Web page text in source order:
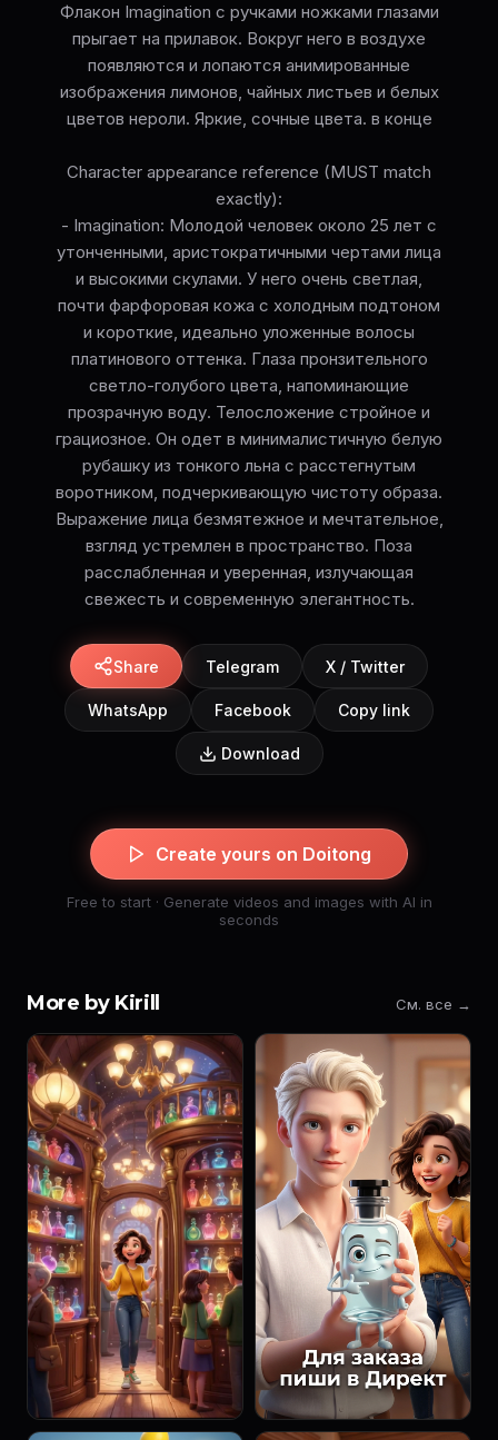
Флакон Imagination с ручками ножками глазами
прыгает на прилавок. Вокруг него в воздухе
появляются и лопаются анимированные
изображения лимонов, чайных листьев и белых
цветов нероли. Яркие, сочные цвета. в конце
Character appearance reference (MUST match
exactly):
- Imagination: Молодой человек около 25 лет с
утонченными, аристократичными чертами лица
и высокими скулами. У него очень светлая,
почти фарфоровая кожа с холодным подтоном
и короткие, идеально уложенные волосы
платинового оттенка. Глаза пронзительного
светло-голубого цвета, напоминающие
прозрачную воду. Телосложение стройное и
грациозное. Он одет в минималистичную белую
рубашку из тонкого льна с расстегнутым
воротником, подчеркивающую чистоту образа.
Выражение лица безмятежное и мечтательное,
взгляд устремлен в пространство. Поза
расслабленная и уверенная, излучающая
свежесть и современную элегантность.
Share Telegram X / Twitter
WhatsApp Facebook Copy link
Download
Create yours on Doitong
Free to start · Generate videos and images with AI in
seconds
More by Kirill См. все →